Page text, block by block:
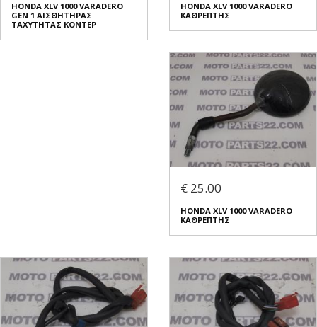
HONDA XLV 1000 VARADERO
GEN 1 ΑΙΣΘΗΤΗΡΑΣ
ΤΑΧΥΤΗΤΑΣ ΚΟΝΤΕΡ
HONDA XLV 1000 VARADERO
ΚΑΘΡΕΠΤΗΣ
€ 25.00
HONDA XLV 1000 VARADERO
ΚΑΘΡΕΠΤΗΣ